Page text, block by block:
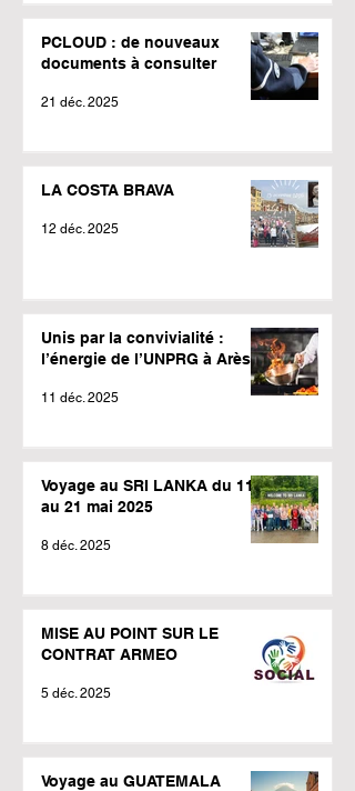
PCLOUD : de nouveaux
documents à consulter
21 déc. 2025
LA COSTA BRAVA
12 déc. 2025
Unis par la convivialité :
l’énergie de l’UNPRG à Arès !
11 déc. 2025
Voyage au SRI LANKA du 11
au 21 mai 2025
8 déc. 2025
MISE AU POINT SUR LE
CONTRAT ARMEO
5 déc. 2025
Voyage au GUATEMALA